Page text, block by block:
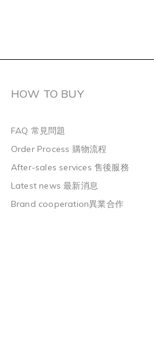
HOW TO BUY
FAQ 常見問題
Order Process 購物流程
After-sales services 售後服務
Latest news 最新消息
Brand cooperation異業合作